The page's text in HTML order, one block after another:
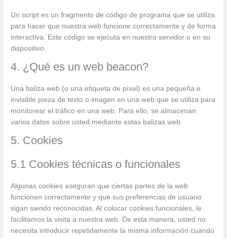
Un script es un fragmento de código de programa que se utiliza
para hacer que nuestra web funcione correctamente y de forma
interactiva. Este código se ejecuta en nuestro servidor o en su
dispositivo.
4. ¿Qué es un web beacon?
Una baliza web (o una etiqueta de píxel) es una pequeña e
invisible pieza de texto o imagen en una web que se utiliza para
monitorear el tráfico en una web. Para ello, se almacenan
varios datos sobre usted mediante estas balizas web.
5. Cookies
5.1 Cookies técnicas o funcionales
Algunas cookies aseguran que ciertas partes de la web
funcionen correctamente y que sus preferencias de usuario
sigan siendo reconocidas. Al colocar cookies funcionales, le
facilitamos la visita a nuestra web. De esta manera, usted no
necesita introducir repetidamente la misma información cuando